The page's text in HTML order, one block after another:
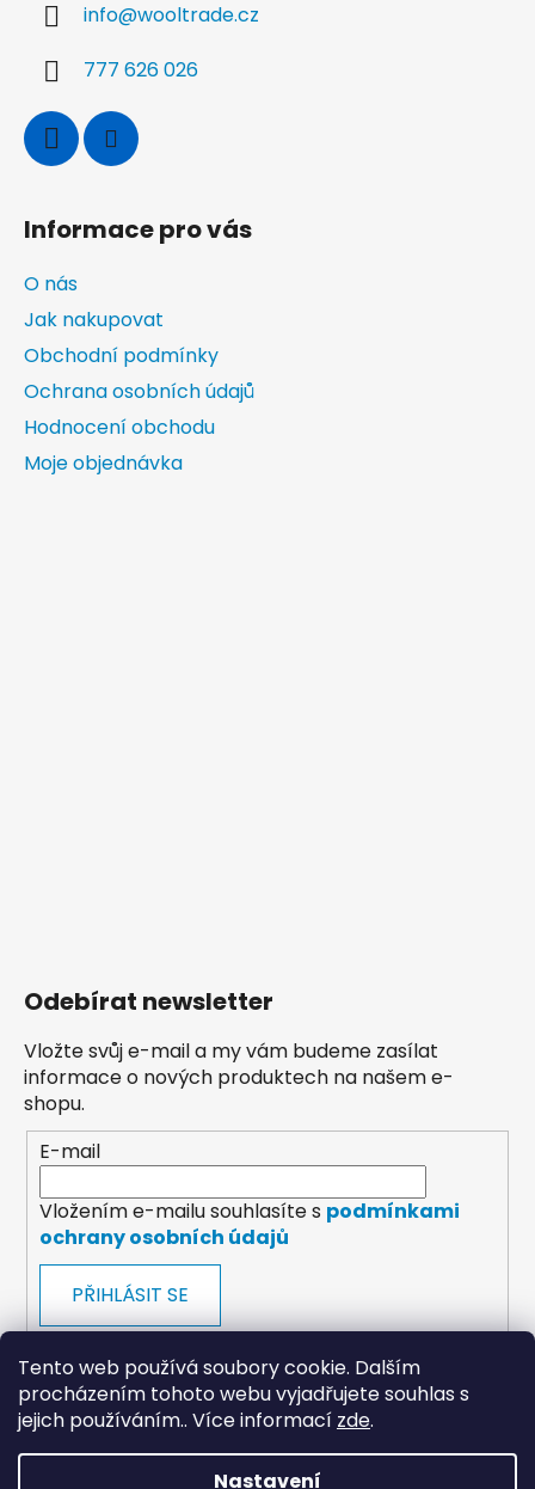
Tento web používá soubory cookie. Dalším
procházením tohoto webu vyjadřujete souhlas s
jejich používáním.. Více informací zde.
Nastavení
info@wooltrade.cz
777 626 026
Informace pro vás
O nás
Jak nakupovat
Obchodní podmínky
Ochrana osobních údajů
Hodnocení obchodu
Moje objednávka
Odebírat newsletter
Vložte svůj e-mail a my vám budeme zasílat
informace o nových produktech na našem e-
shopu.
E-mail
Vložením e-mailu souhlasíte s podmínkami
ochrany osobních údajů
PŘIHLÁSIT SE
payments